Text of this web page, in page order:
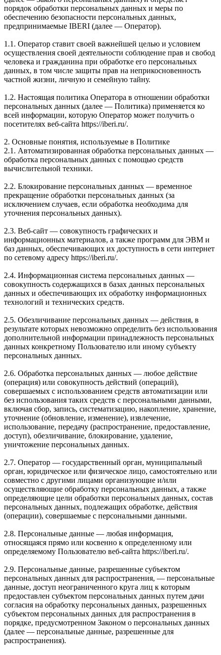
порядок обработки персональных данных и меры по
обеспечению безопасности персональных данных,
предпринимаемые IBERI (далее — Оператор).
1.1. Оператор ставит своей важнейшей целью и условием
осуществления своей деятельности соблюдение прав и свобод
человека и гражданина при обработке его персональных
данных, в том числе защиты прав на неприкосновенность
частной жизни, личную и семейную тайну.
1.2. Настоящая политика Оператора в отношении обработки
персональных данных (далее — Политика) применяется ко
всей информации, которую Оператор может получить о
посетителях веб-сайта https://iberi.ru/.
2. Основные понятия, используемые в Политике
2.1. Автоматизированная обработка персональных данных —
обработка персональных данных с помощью средств
вычислительной техники.
2.2. Блокирование персональных данных — временное
прекращение обработки персональных данных (за
исключением случаев, если обработка необходима для
уточнения персональных данных).
2.3. Веб-сайт — совокупность графических и
информационных материалов, а также программ для ЭВМ и
баз данных, обеспечивающих их доступность в сети интернет
по сетевому адресу https://iberi.ru/.
2.4. Информационная система персональных данных —
совокупность содержащихся в базах данных персональных
данных и обеспечивающих их обработку информационных
технологий и технических средств.
2.5. Обезличивание персональных данных — действия, в
результате которых невозможно определить без использования
дополнительной информации принадлежность персональных
данных конкретному Пользователю или иному субъекту
персональных данных.
2.6. Обработка персональных данных — любое действие
(операция) или совокупность действий (операций),
совершаемых с использованием средств автоматизации или
без использования таких средств с персональными данными,
включая сбор, запись, систематизацию, накопление, хранение,
уточнение (обновление, изменение), извлечение,
использование, передачу (распространение, предоставление,
доступ), обезличивание, блокирование, удаление,
уничтожение персональных данных.
2.7. Оператор — государственный орган, муниципальный
орган, юридическое или физическое лицо, самостоятельно или
совместно с другими лицами организующие и/или
осуществляющие обработку персональных данных, а также
определяющие цели обработки персональных данных, состав
персональных данных, подлежащих обработке, действия
(операции), совершаемые с персональными данными.
2.8. Персональные данные — любая информация,
относящаяся прямо или косвенно к определенному или
определяемому Пользователю веб-сайта https://iberi.ru/.
2.9. Персональные данные, разрешенные субъектом
персональных данных для распространения, — персональные
данные, доступ неограниченного круга лиц к которым
предоставлен субъектом персональных данных путем дачи
согласия на обработку персональных данных, разрешенных
субъектом персональных данных для распространения в
порядке, предусмотренном Законом о персональных данных
(далее — персональные данные, разрешенные для
распространения).